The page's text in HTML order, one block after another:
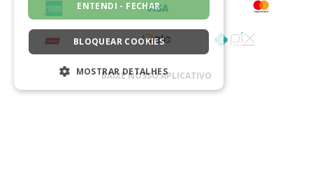
BAIXE NOSSO APLICATIVO
ENTENDI - FECHAR
BLOQUEAR COOKIES
MOSTRAR DETALHES
ESTRITAMENTE NECESSÁRIOS